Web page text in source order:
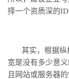
择一个资质深的
其实，根据纵
宽是没有多少意
且网站或服务器